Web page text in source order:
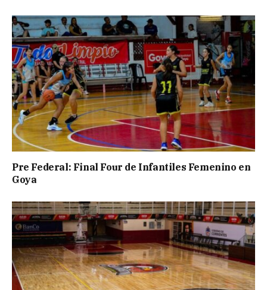
Pre Federal: Final Four de Infantiles Femenino en
Goya